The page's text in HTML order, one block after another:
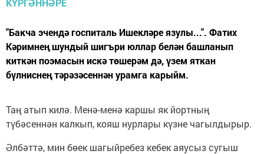
"Бакча эчендә госпиталь Ишекләре язулы...". Фатих
Кәримнең шундый шигъри юллар белән башланып
киткән поэмасын искә төшерәм дә, үзем яткан
бүлниснең тәрәзәсеннән урамга карыйм.
Таң атып килә. Менә-менә каршы як йортның
түбәсеннән калкып, кояш нурлары күзне чагылдырыр.
Әлбәттә, мин бөек шагыйребез кебек аяусыз сугыш